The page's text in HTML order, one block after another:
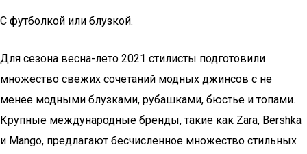
С футболкой или блузкой.
Для сезона весна-лето 2021 стилисты подготовили
множество свежих сочетаний модных джинсов с не
менее модными блузками, рубашками, бюстье и топами.
Крупные международные бренды, такие как Zara, Bershka
и Mango, предлагают бесчисленное множество стильных